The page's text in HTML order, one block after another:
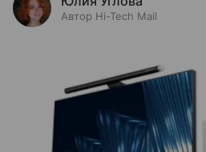
Автор Hi-Tech Mail